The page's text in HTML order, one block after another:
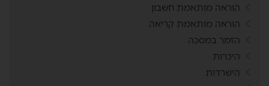
הוראה מותאמת חשבון
הוראה מותאמת קריאה
הזמר במסכה
היכרות
הישרדות